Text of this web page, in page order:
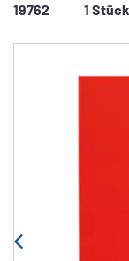
19762
1 Stück